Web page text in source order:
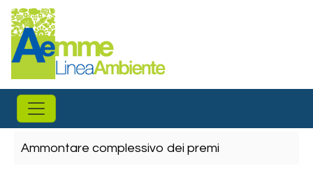
Salta al contenuto principale
Ammontare complessivo dei premi